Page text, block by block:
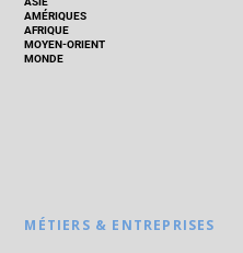
AMÉRIQUES
AFRIQUE
MOYEN-ORIENT
MONDE
MÉTIERS & ENTREPRISES